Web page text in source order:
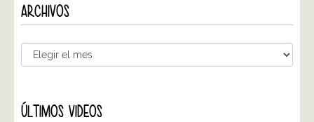
ARCHIVOS
ÚLTIMOS VIDEOS